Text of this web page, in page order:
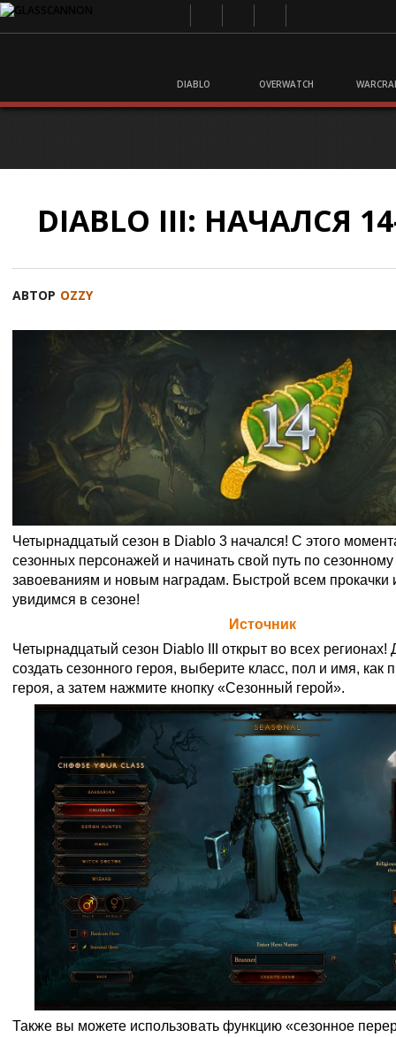
DIABLO OVERWATCH
DIABLO III: НАЧАЛСЯ
АВТОР OZZY
Четырнадцатый сезон в Diablo 3 начался! С этого
сезонных персонажей и начинать свой путь по
завоеваниям и новым наградам. Быстрой всем прокачки
увидимся в сезоне!
Источник
Четырнадцатый сезон Diablo III открыт во всех регионах!
создать сезонного героя, выберите класс, пол и имя, как
героя, а затем нажмите кнопку «Сезонный герой».
Также вы можете использовать функцию «сезонное